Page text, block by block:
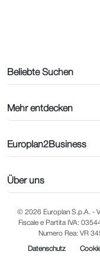
Beliebte Suchen
Mehr entdecken
Europlan2Business
Über uns
© 2026 Europlan S.p.A. -
Fiscale e Partita IVA:
Numero Rea: VR
Datenschutz